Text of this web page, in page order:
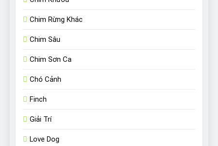
Chim Rừng Khác
Chim Sâu
Chim Sơn Ca
Chó Cảnh
Finch
Giải Trí
Love Dog